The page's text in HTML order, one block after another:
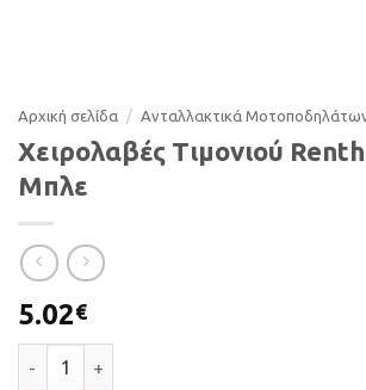
Αρχική σελίδα / Ανταλλακτικά
Χειρολαβές Τιμονιού
Μπλε
5.02€